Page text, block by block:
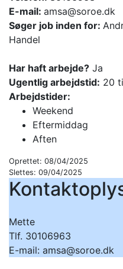
E-mail: amsa@soroe.dk
Søger job inden for:
Handel
Har haft arbejde? Ja
Ugentlig arbejdstid: 20
Arbejdstider:
Weekend
Eftermiddag
Aften
Oprettet: 08/04/2025
Slettes: 09/04/2025
Mette
Tlf. 30106963
E-mail: amsa@soroe.dk